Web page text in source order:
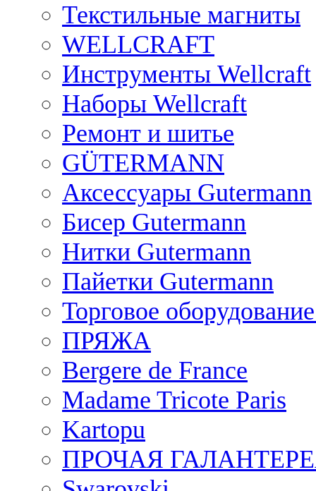
Текстильные магниты
WELLCRAFT
Инструменты Wellcraft
Наборы Wellcraft
Ремонт и шитье
GÜTERMANN
Аксессуары Gutermann
Бисер Gutermann
Нитки Gutermann
Пайетки Gutermann
Торговое
ПРЯЖА
Bergere de France
Madame Tricote Paris
Kartopu
ПРОЧАЯ